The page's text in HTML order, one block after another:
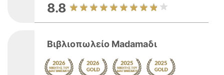
8.8
Βιβλιοπωλείο Madamaδι